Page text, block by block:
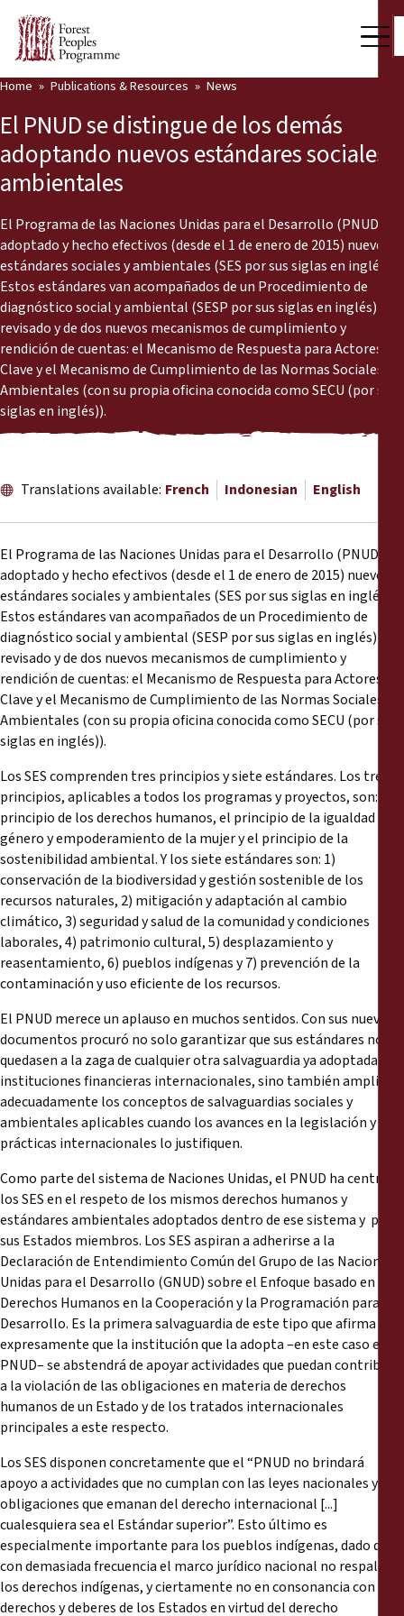
Who we are
Press Room
Support Us
Our Work
Community Voices
Partners & Countries
Latest News
Publications & Resources
Back
Publications & Resources
News
Reports
Briefing Papers
Legal Submissions
Declarations
Annual Reports
Home Publications & Resources News
El PNUD se distingue de los demás
adoptando nuevos estándares sociales y
ambientales
El Programa de las Naciones Unidas para el Desarrollo (PNUD) ha
adoptado y hecho efectivos (desde el 1 de enero de 2015) nuevos
estándares sociales y ambientales (SES por sus siglas en inglés).
Estos estándares van acompañados de un Procedimiento de
diagnóstico social y ambiental (SESP por sus siglas en inglés)
revisado y de dos nuevos mecanismos de cumplimiento y
rendición de cuentas: el Mecanismo de Respuesta para Actores
Clave y el Mecanismo de Cumplimiento de las Normas Sociales y
Ambientales (con su propia oficina conocida como SECU (por sus
siglas en inglés)).
Translations available: French Indonesian English
El Programa de las Naciones Unidas para el Desarrollo (PNUD) ha
adoptado y hecho efectivos (desde el 1 de enero de 2015) nuevos
estándares sociales y ambientales (SES por sus siglas en inglés).
Estos estándares van acompañados de un Procedimiento de
diagnóstico social y ambiental (SESP por sus siglas en inglés)
revisado y de dos nuevos mecanismos de cumplimiento y
rendición de cuentas: el Mecanismo de Respuesta para Actores
Clave y el Mecanismo de Cumplimiento de las Normas Sociales y
Ambientales (con su propia oficina conocida como SECU (por sus
siglas en inglés)).
Los SES comprenden tres principios y siete estándares. Los tres
principios, aplicables a todos los programas y proyectos, son: el
principio de los derechos humanos, el principio de la igualdad de
género y empoderamiento de la mujer y el principio de la
sostenibilidad ambiental. Y los siete estándares son: 1)
conservación de la biodiversidad y gestión sostenible de los
recursos naturales, 2) mitigación y adaptación al cambio
climático, 3) seguridad y salud de la comunidad y condiciones
laborales, 4) patrimonio cultural, 5) desplazamiento y
reasentamiento, 6) pueblos indígenas y 7) prevención de la
contaminación y uso eficiente de los recursos.
El PNUD merece un aplauso en muchos sentidos. Con sus nuevos
documentos procuró no solo garantizar que sus estándares no se
quedasen a la zaga de cualquier otra salvaguardia ya adoptada por
instituciones financieras internacionales, sino también ampliar
adecuadamente los conceptos de salvaguardias sociales y
ambientales aplicables cuando los avances en la legislación y las
prácticas internacionales lo justifiquen.
Como parte del sistema de Naciones Unidas, el PNUD ha centrado
los SES en el respeto de los mismos derechos humanos y
estándares ambientales adoptados dentro de ese sistema y por
sus Estados miembros. Los SES aspiran a adherirse a la
Declaración de Entendimiento Común del Grupo de las Naciones
Unidas para el Desarrollo (GNUD) sobre el Enfoque basado en los
Derechos Humanos en la Cooperación y la Programación para el
Desarrollo. Es la primera salvaguardia de este tipo que afirma
expresamente que la institución que la adopta –en este caso el
PNUD– se abstendrá de apoyar actividades que puedan contribuir
a la violación de las obligaciones en materia de derechos
humanos de un Estado y de los tratados internacionales
principales a este respecto.
Los SES disponen concretamente que el “PNUD no brindará
apoyo a actividades que no cumplan con las leyes nacionales y las
obligaciones que emanan del derecho internacional [...]
cualesquiera sea el Estándar superior”. Esto último es
especialmente importante para los pueblos indígenas, dado que
con demasiada frecuencia el marco jurídico nacional no respalda
los derechos indígenas, y ciertamente no en consonancia con los
derechos y deberes de los Estados en virtud del derecho